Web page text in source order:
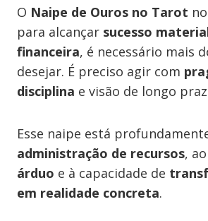
O Naipe de Ouros no Tarot
para alcançar sucesso
financeira, é necessário mais
desejar. É preciso agir com
disciplina e visão de longo
Esse naipe está
administração de recursos, ao
árduo e à capacidade de
em realidade concreta.